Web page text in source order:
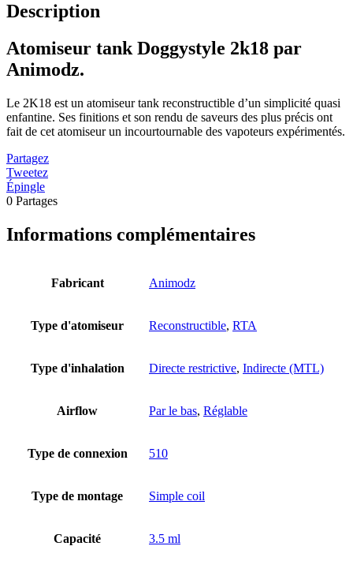
Description
Atomiseur tank Doggystyle 2k18 par
Animodz.
Le 2K18 est un atomiseur tank reconstructible d’un simplicité quasi
enfantine. Ses finitions et son rendu de saveurs des plus précis ont
fait de cet atomiseur un incourtournable des vapoteurs expérimentés.
Partagez
Tweetez
Épingle
0 Partages
Informations complémentaires
Fabricant Animodz
Type d'atomiseur Reconstructible, RTA
Type d'inhalation Directe restrictive, Indirecte (MTL)
Airflow Par le bas, Réglable
Type de connexion 510
Type de montage Simple coil
Capacité 3.5 ml